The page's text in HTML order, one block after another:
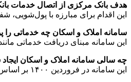
هدف بانک مرکزی از اتصال خدمات
این اقدام برای مبارزه با
سامانه املاک و اسکان چه خدماتی
این سامانه مبنای دریافت خدماتی
چه سالی سامانه املاک و اسکان
این سامانه در فروردین ۱۴۰۰ بر اساس قانون مالیات‌های مستقیم مصوب آذر ۱۳۹۹ راه‌اندازی شد.